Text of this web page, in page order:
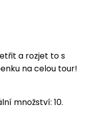
a rozjet to s
na celou tour!
množství: 10.